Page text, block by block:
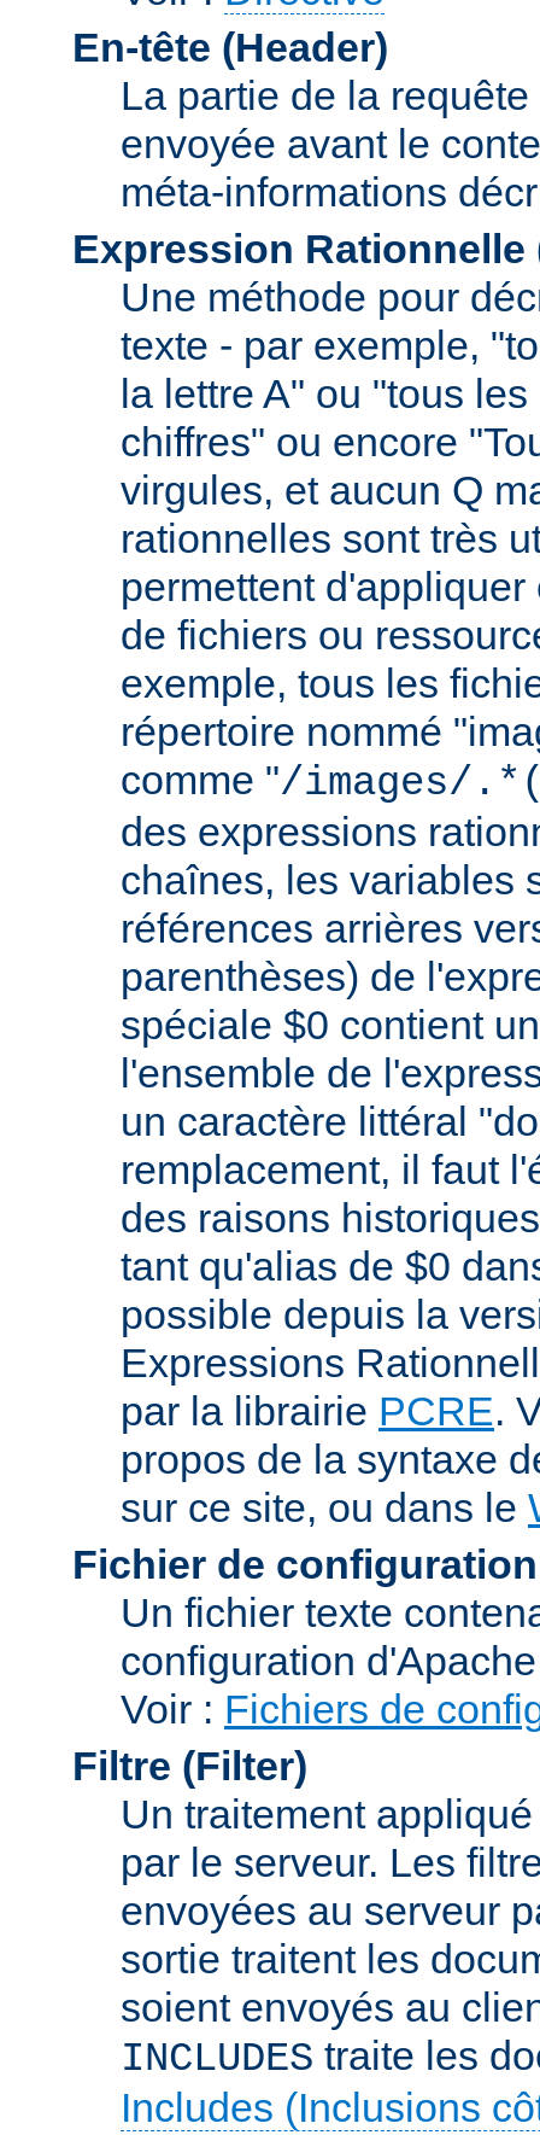
En-tête (Header)
La partie de la
envoyée avant le
méta-informations
Expression
Une méthode pour
texte - par exemple,
la lettre A" ou "tous
chiffres" ou encore
virgules, et aucun Q
rationnelles sont très
permettent
de fichiers ou
exemple, tous les
répertoire nommé
comme "/images/
des expressions
chaînes, les variables
références arrières
parenthèses) de
spéciale $0 contient
l'ensemble de
un caractère littéral
remplacement, il faut
des raisons
tant qu'alias de $0
possible depuis la
Expressions
par la librairie PCRE.
propos de la syntaxe
sur ce site, ou dans le
Fichier de
Un fichier texte
configuration
Voir : Fichiers de
Filtre (Filter)
Un traitement
par le serveur. Les
envoyées au serveur
sortie traitent les
soient envoyés au
INCLUDES traite les
Includes (Inclusions